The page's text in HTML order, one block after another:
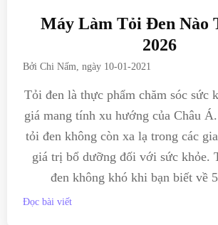
Máy Làm Tỏi Đen Nào
2026
BởiChi Nấm , ngày 10-01-2021
Tỏi đen là thực phẩm chăm sóc sức
giá mang tính xu hướng của Châu
tỏi đen không còn xa lạ trong các
giá trị bổ dưỡng đối với sức khỏe.
đen không khó khi bạn biết về
Đọc bài viết